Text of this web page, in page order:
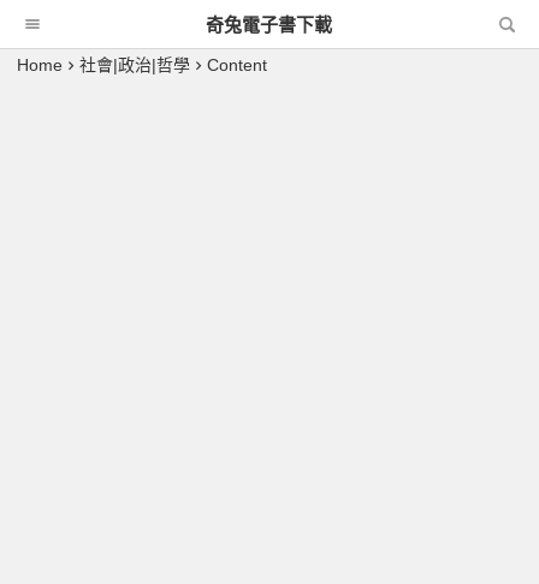
奇兔電子書下載
Home 社會|政治|哲學 Content